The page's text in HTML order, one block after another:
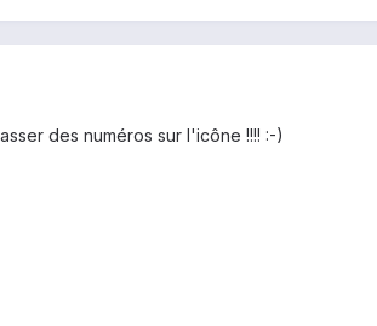
des numéros sur l'icône !!!! :-)